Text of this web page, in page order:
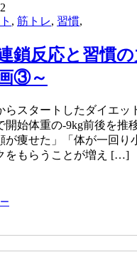
, 筋トレ, 習慣,
鎖反応と習慣
③～
らスタートしたダイエッ
開始体重の-9kg前後を推
が痩せた」「体が一回り
をもらうことが増え […]